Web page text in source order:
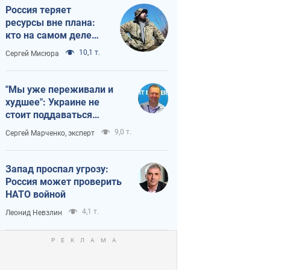
Россия теряет
ресурсы вне плана:
кто на самом деле
диктует темп войны
Сергей Мисюра 10,1 т.
"Мы уже переживали и
худшее": Украине не
стоит поддаваться
отчаянию из-за
ракетного террора
Сергей Марченко, эксперт 9,0 т.
Запад проспал угрозу:
Россия может проверить
НАТО войной
Леонид Невзлин 4,1 т.